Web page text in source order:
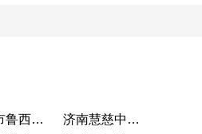
聊城市鲁西老年护养院
济南慧慈中医康养中心